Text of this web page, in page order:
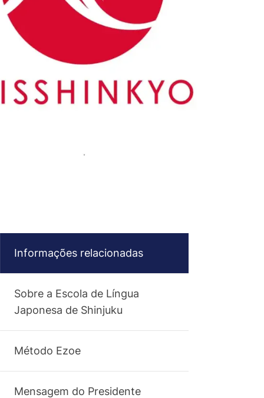
Informações relacionadas
Sobre a Escola de Língua
Japonesa de Shinjuku
Método Ezoe
Mensagem do Presidente